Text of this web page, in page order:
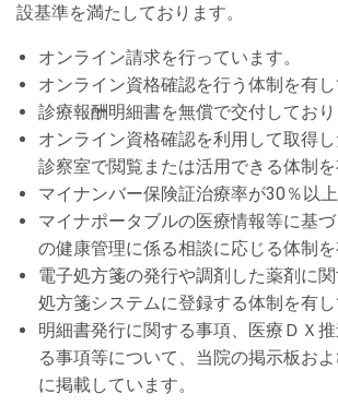
設基準を満たしております。
オンライン請求を行っています。
オンライン資格確認を行う体制を有し
診療報酬明細書を無償で交付しており
オンライン資格確認を利用して取得し
診察室で閲覧または活用できる体制を
マイナンバー保険証治療率が30％以上
マイナポータブルの医療情報等に基
の健康管理に係る相談に応じる体制を
電子処方箋の発行や調剤した薬剤に
処方箋システムに登録する体制を有し
明細書発行に関する事項、医療ＤＸ
る事項等について、当院の掲示板お
に掲載しています。